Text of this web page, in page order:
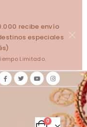
recibe envío
especiales
Limitado.
0